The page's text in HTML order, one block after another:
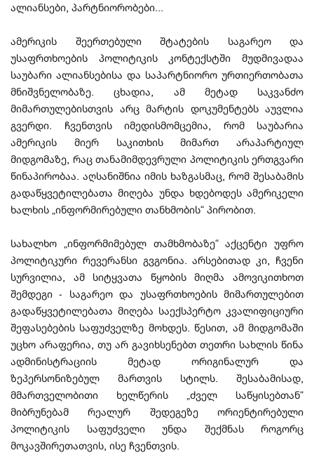
ალიანსები, პარტნიორობები...
ამერიკის შეერთებული შტატების საგარეო და
უსაფრთხოების პოლიტიკის კონტექსტში მუდმივადაა
საუბარი ალიანსებისა და საპარტნიორო ურთიერთობათა
მნიშვნელობაზე. ცხადია, ამ მეტად საკვანძო
მიმართულებისთვის არც მარტის დოკუმენტებს აუვლია
გვერდი. ჩვენთვის იმედისმომცემია, რომ საუბარია
ამერიკის მიერ საკითხის მიმართ არაპარტიულ
მიდგომაზე, რაც თანამიმდევრული პოლიტიკის ერთგვარი
წინაპირობაა. აღსანიშნია იმის ხაზგასმაც, რომ შესაბამის
გადაწყვეტილებათა მიღება უნდა ხდებოდეს ამერიკელი
ხალხის „ინფორმირებული თანხმობის“ პირობით.
სახალხო „ინფორმიმებულ თამხმობაზე“ აქცენტი უფრო
პოლიტიკური რევერანსი გვგონია. არსებითად კი, ჩვენი
სურვილია, ამ სიტყვათა წყობის მიღმა ამოვიკითხოთ
შემდეგი - საგარეო და უსაფრთხოების მიმართულებით
გადაწყვეტილებათა მიღება საექსპერტო კვალიფიციური
შეფასებების საფუძველზე მოხდეს. წესით, ამ მიდგომაში
უცხო არაფერია, თუ არ გავიხსენებთ თეთრი სახლის წინა
ადმინისტრაციის მეტად ორიგინალურ და
ზეპერსონიზებულ მართვის სტილს. შესაბამისად,
მმართველობითი ხელწერის „ძველ საწყისებთან“
მიბრუნებამ რეალურ შედეგეზე ორიენტირებული
პოლიტიკის საფუძველი უნდა შექმნას როგორც
მოკავშირეთათვის, ისე ჩვენთვის.